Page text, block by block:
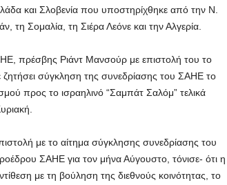
και Σλοβενία που υποστηρίχθηκε από την Ν.
τη Σομαλία, τη Σιέρα Λεόνε και την Αλγερία.
πρέσβης Ριάντ Μανσούρ με επιστολή του το
σύγκληση της συνεδρίασης του ΣΑΗΕ το
προς το ισραηλινό “Σαμπάτ Σαλόμ” τελικά
με το αίτημα σύγκλησης συνεδρίασης του
ΣΑΗΕ για τον μήνα Αύγουστο, τόνισε- ότι η
με τη βούληση της διεθνούς κοινότητας, το